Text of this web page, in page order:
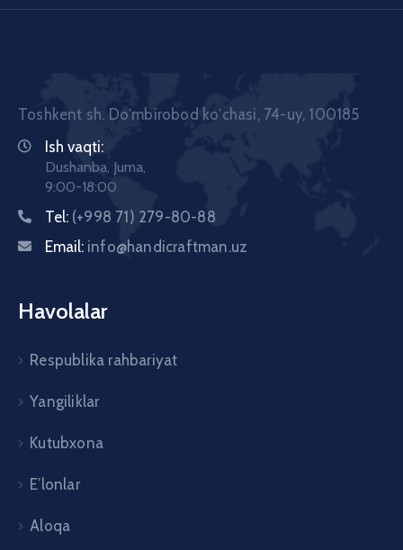
Toshkent sh. Doʼmbirobod koʼchasi, 74-uy, 100185
Ish vaqti:
Dushanba, Juma,
9:00-18:00
Tel: (+998 71) 279-80-88
Email: info@handicraftman.uz
Havolalar
Respublika rahbariyat
Yangiliklar
Kutubxona
E’lonlar
Aloqa